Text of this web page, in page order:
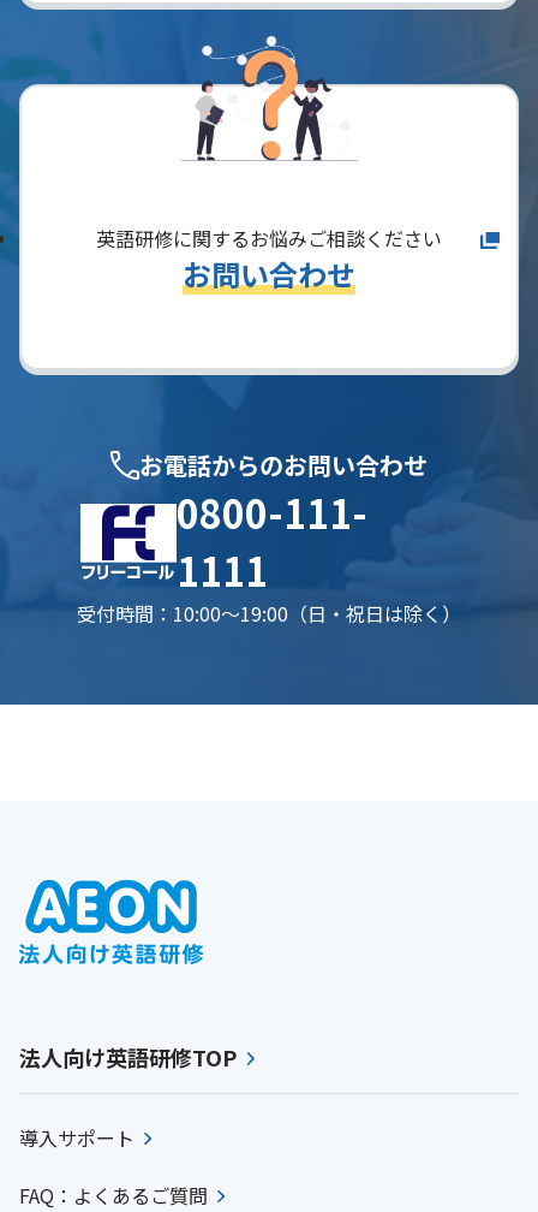
英語研修に関するお悩みご相談ください
お問い合わせ
お電話からのお問い合わせ
0800-111-
1111
受付時間：10:00〜19:00（日・祝日は除く）
法人向け英語研修TOP
導入サポート
FAQ：よくあるご質問